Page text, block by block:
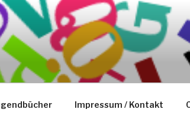
Impressum / Kontakt